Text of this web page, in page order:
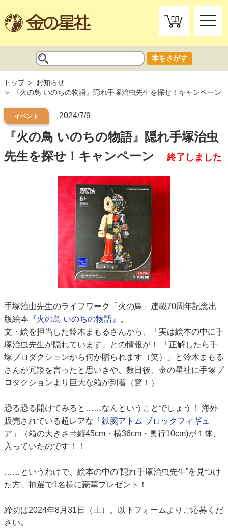
toggle
本をさがす
トップ
お知らせ
『火の鳥 いのちの物語』隠れ手塚治虫先生を探せ！キャンペーン
イベント 2024/7/9
『火の鳥 いのちの物語』隠れ手塚治虫
先生を探せ！キャンペーン
終了しました
手塚治虫先生のライフワーク「火の鳥」連載70周年記念出
版絵本 『火の鳥 いのちの物語』
。
文・絵を担当した鈴木まもるさんから、「実は絵本の中に手
塚治虫先生が隠れています」との情報が！ 「正解したら手
塚プロダクションから何か贈られます（笑）」と鈴木まもる
さんが冗談を言ったと思いきや、数日後、金の星社に手塚プ
ロダクションより巨大な箱が到着（驚！）
恐る恐る開けてみると……なんということでしょう！ 海外
販売されている超レアな 「鉄腕アトム ブロックフィギュ
ア」
（箱の大きさ⇒縦45cm・横36cm・奥行10cm)が１体、
入っていたのです！！
……というわけで、絵本の中の“隠れ手塚治虫先生”を見つけ
た方、抽選で1名様に豪華プレゼント！
締切は2024年8月31日（土）。以下フォームよりご応募くだ
さい。